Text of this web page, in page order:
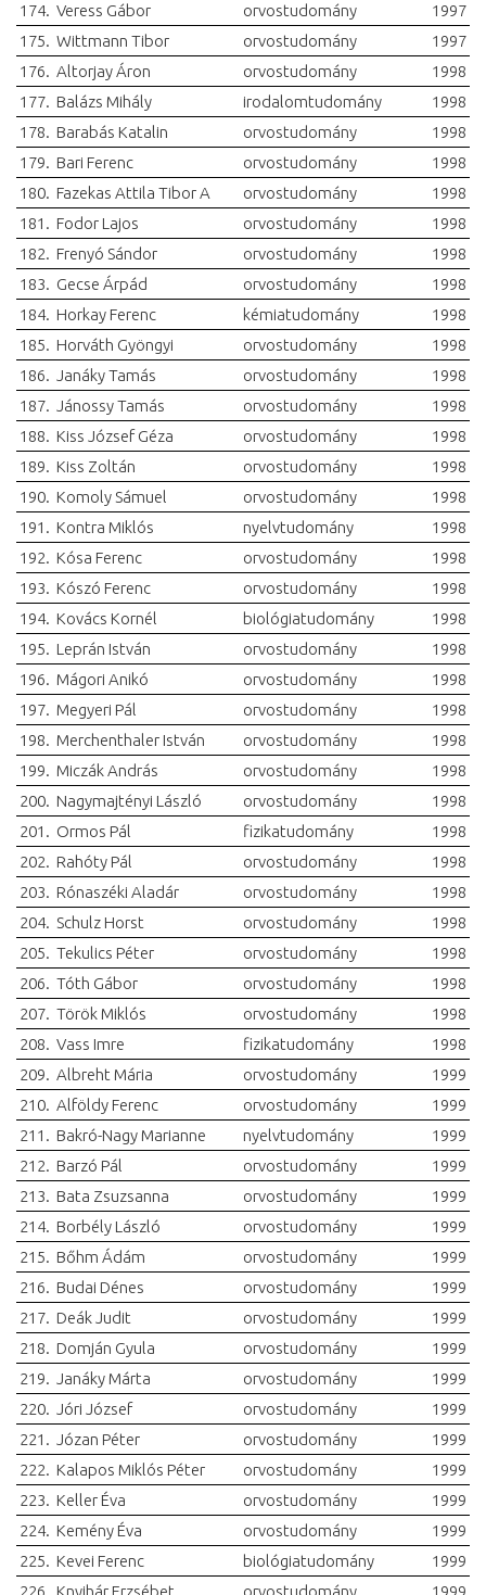
174. Veress Gábor orvostudomány
1997
175. Wittmann Tibor orvostudomány
1997
176. Altorjay Áron orvostudomány
1998
177. Balázs Mihály irodalomtudomány
1998
178. Barabás Katalin orvostudomány
1998
179. Bari Ferenc orvostudomány
1998
180. Fazekas Attila Tibor A orvostudomány
1998
181. Fodor Lajos orvostudomány
1998
182. Frenyó Sándor orvostudomány
1998
183. Gecse Árpád orvostudomány
1998
184. Horkay Ferenc kémiatudomány
1998
185. Horváth Gyöngyi orvostudomány
1998
186. Janáky Tamás orvostudomány
1998
187. Jánossy Tamás orvostudomány
1998
188. Kiss József Géza orvostudomány
1998
189. Kiss Zoltán orvostudomány
1998
190. Komoly Sámuel orvostudomány
1998
191. Kontra Miklós nyelvtudomány
1998
192. Kósa Ferenc orvostudomány
1998
193. Kószó Ferenc orvostudomány
1998
194. Kovács Kornél biológiatudomány
1998
195. Leprán István orvostudomány
1998
196. Mágori Anikó orvostudomány
1998
197. Megyeri Pál orvostudomány
1998
198. Merchenthaler István orvostudomány
1998
199. Miczák András orvostudomány
1998
200. Nagymajtényi László orvostudomány
1998
201. Ormos Pál fizikatudomány
1998
202. Rahóty Pál orvostudomány
1998
203. Rónaszéki Aladár orvostudomány
1998
204. Schulz Horst orvostudomány
1998
205. Tekulics Péter orvostudomány
1998
206. Tóth Gábor orvostudomány
1998
207. Török Miklós orvostudomány
1998
208. Vass Imre fizikatudomány
1998
209. Albreht Mária orvostudomány
1999
210. Alföldy Ferenc orvostudomány
1999
211. Bakró-Nagy Marianne nyelvtudomány
1999
212. Barzó Pál orvostudomány
1999
213. Bata Zsuzsanna orvostudomány
1999
214. Borbély László orvostudomány
1999
215. Bőhm Ádám orvostudomány
1999
216. Budai Dénes orvostudomány
1999
217. Deák Judit orvostudomány
1999
218. Domján Gyula orvostudomány
1999
219. Janáky Márta orvostudomány
1999
220. Jóri József orvostudomány
1999
221. Józan Péter orvostudomány
1999
222. Kalapos Miklós Péter orvostudomány
1999
223. Keller Éva orvostudomány
1999
224. Kemény Éva orvostudomány
1999
225. Kevei Ferenc biológiatudomány
1999
226.
Knyihár Erzsébet orvostudomány 1999